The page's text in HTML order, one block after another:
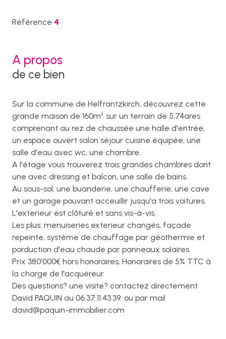
Référence 4
A propos
de ce bien
Sur la commune de Helfrantzkirch, découvrez cette
grande maison de 160m² sur un terrain de 5,74ares
comprenant au rez de chaussée une halle d'entrée,
un espace ouvert salon séjour cuisine équipée, une
salle d'eau avec wc, une chambre.
A l'étage vous trouverez trois grandes chambres dont
une avec dressing et balcon, une salle de bains.
Au sous-sol, une buanderie, une chaufferie, une cave
et un garage pouvant acceuillir jusqu'a trois voitures.
L'exterieur est clôturé et sans vis-à-vis.
Les plus: menuiseries exterieur changés, façade
repeinte, système de chauffage par géothermie et
porduction d'eau chaude par panneaux solaires.
Prix 380'000€ hors honoraires, Honoraires de 5% TTC à
la charge de l'acquéreur
Des questions? une visite? contactez directement
David PAQUIN au 06.37.11.43.39. ou par mail
david@paquin-immobilier.com